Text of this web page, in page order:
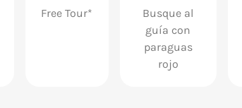
Free Tour*
Busque al
guía con
paraguas
rojo